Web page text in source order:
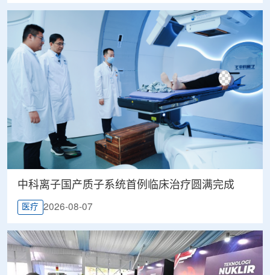
中科离子国产质子系统首例临床治疗圆满完成
医疗 2026-08-07